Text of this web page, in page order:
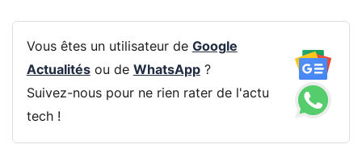
Vous êtes un utilisateur de Google
Actualitésou de WhatsApp?
Suivez-nous pour ne rien rater de l'actu
tech !